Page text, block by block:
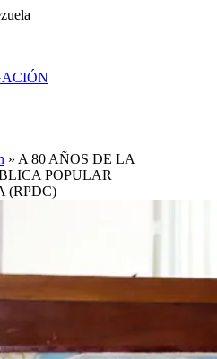
» A 80 AÑOS DE LA
POPULAR
(RPDC)